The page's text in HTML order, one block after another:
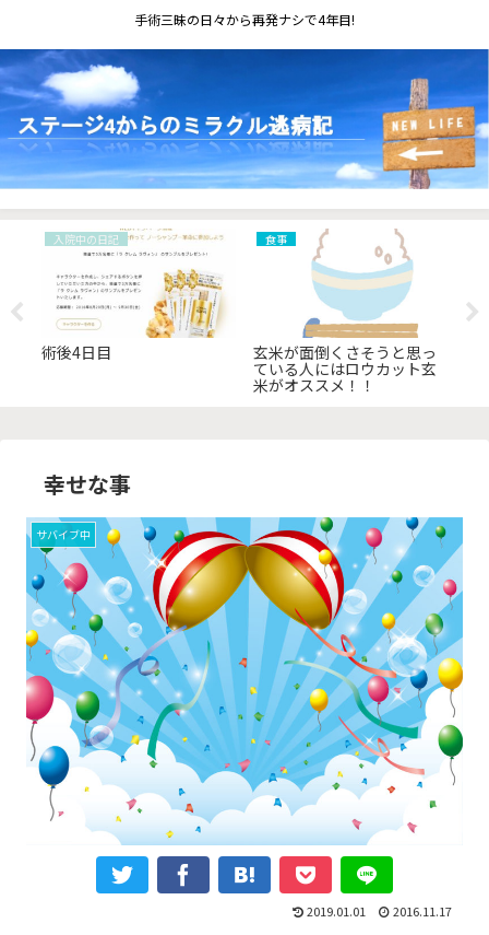
手術三昧の日々から再発ナシで4年目!
入院中の日記
術後4日目
食事
玄米が面倒くさそうと思っ
ている人にはロウカット玄
米がオススメ！！
幸せな事
サバイブ中
2019.01.01 2016.11.17